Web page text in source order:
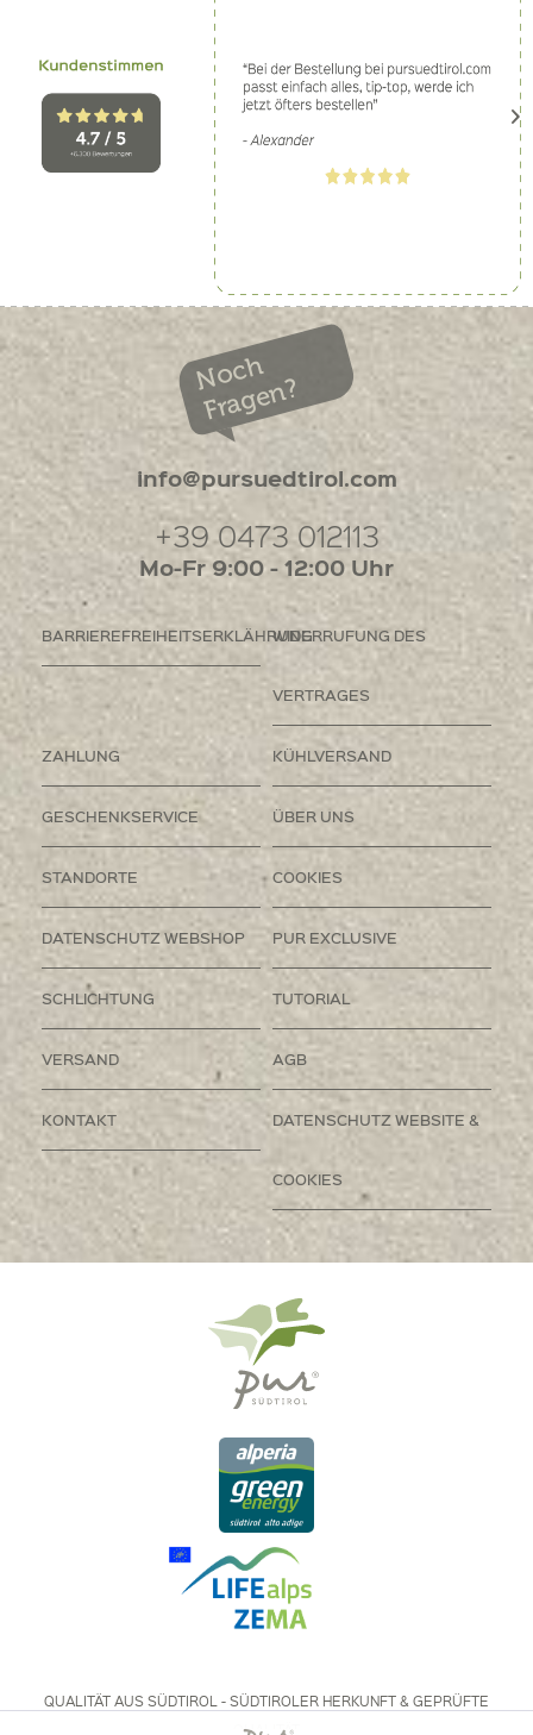
Noch
Fragen?
info@pursuedtirol.com
+39 0473 012113
Mo-Fr 9:00 - 12:00 Uhr
BARRIEREFREIHEITSERKLÄHRUNGWIDERRUFUNG DES
VERTRAGES
ZAHLUNG KÜHLVERSAND
GESCHENKSERVICE ÜBER UNS
STANDORTE COOKIES
DATENSCHUTZ WEBSHOP PUR EXCLUSIVE
SCHLICHTUNG TUTORIAL
VERSAND AGB
KONTAKT DATENSCHUTZ WEBSITE &
COOKIES
QUALITÄT AUS SÜDTIROL - SÜDTIROLER HERKUNFT & GEPRÜFTE
QUALITÄT